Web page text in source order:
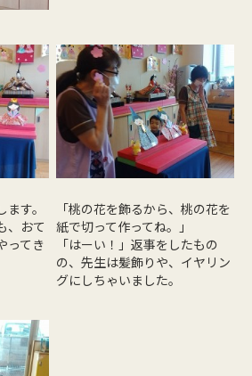
す。
、おて
ってき
「桃の花を飾るから、桃の花を
紙で切って作ってね。」
「はーい！」返事をしたもの
の、先生は髪飾りや、イヤリン
グにしちゃいました。